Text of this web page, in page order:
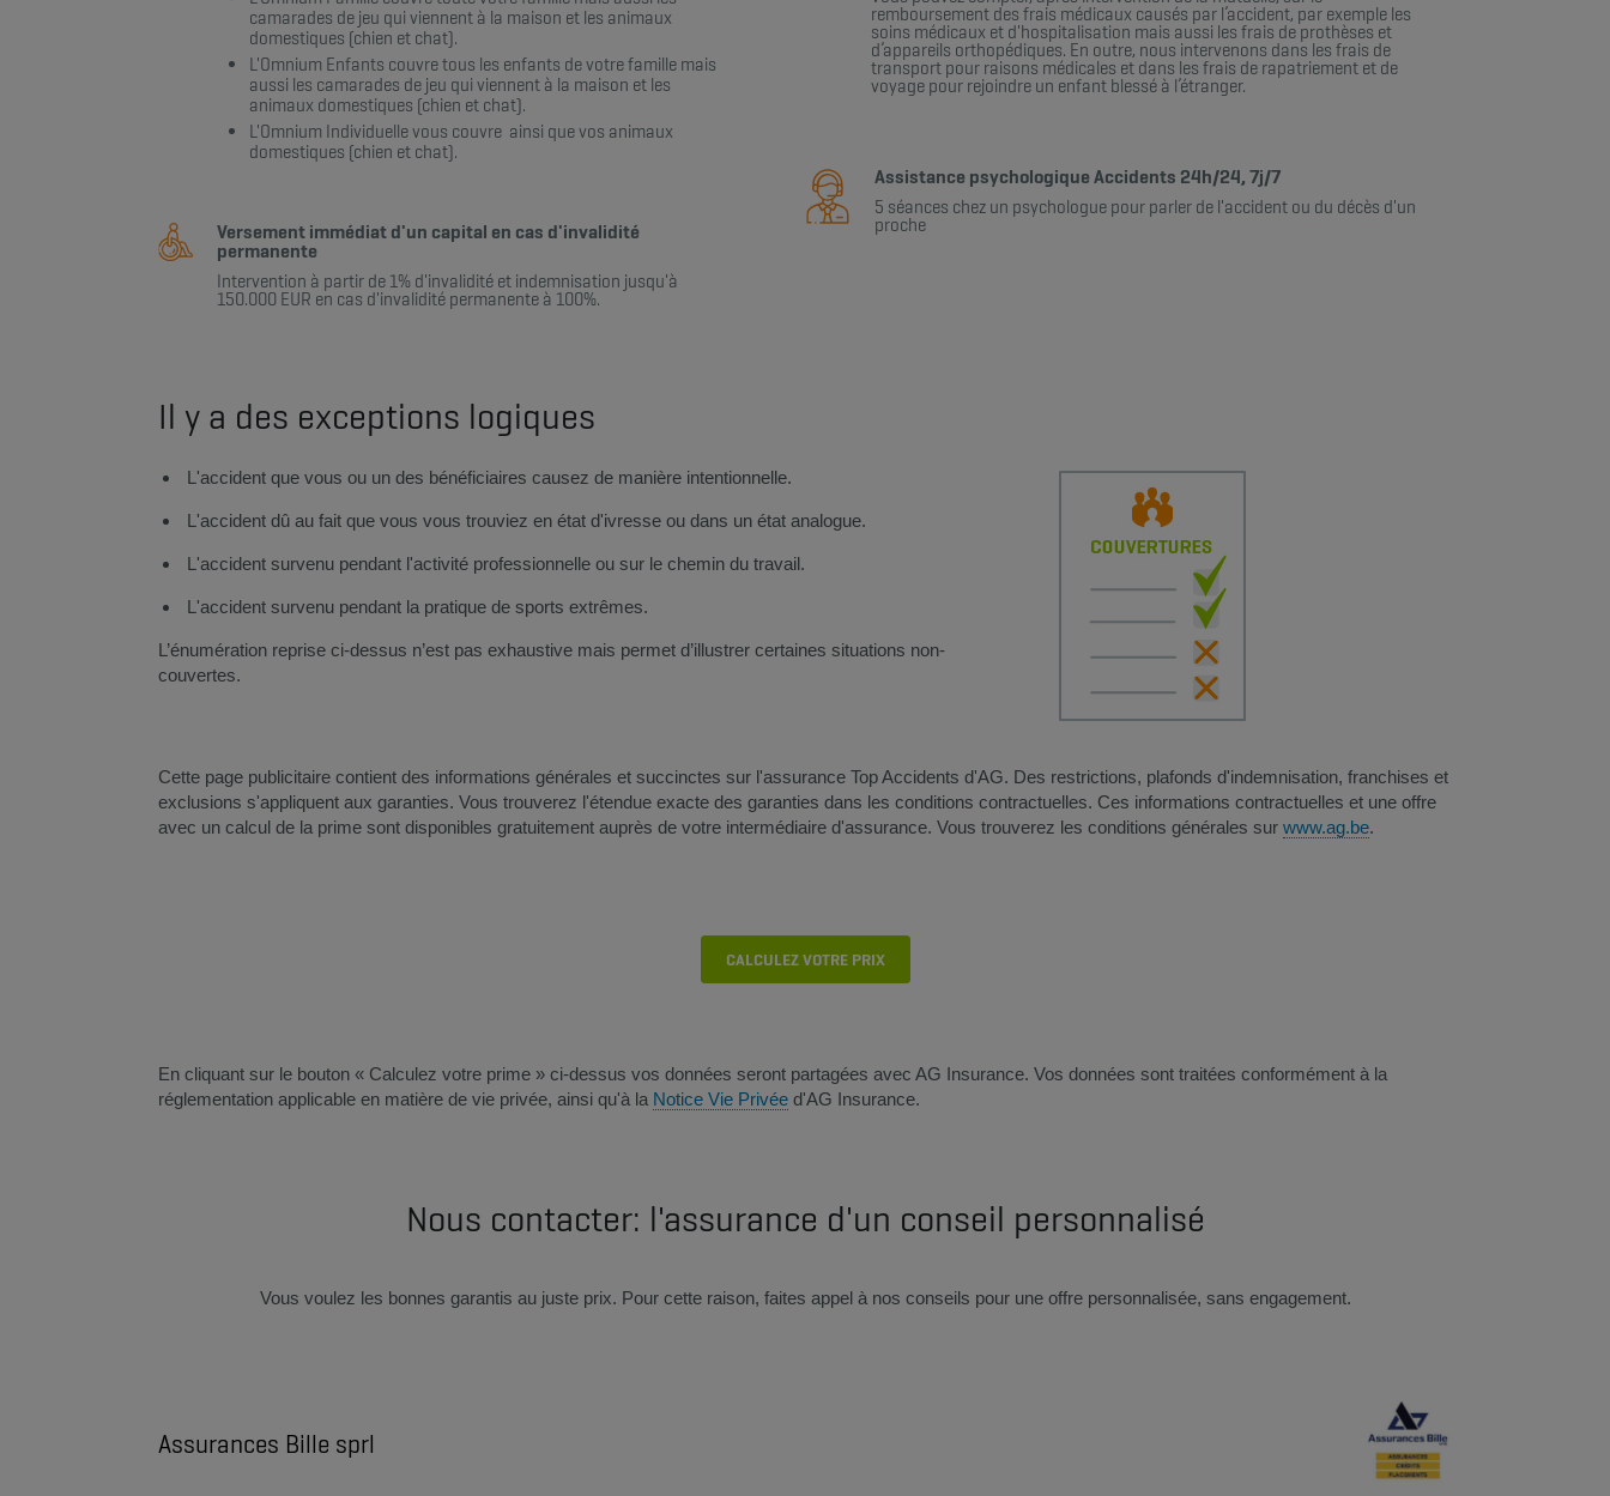
camarades de jeu qui viennent à la maison et les animaux
domestiques (chien et chat).
L'Omnium Enfants couvre tous les enfants de votre famille mais
aussi les camarades de jeu qui viennent à la maison et les
animaux domestiques (chien et chat).
L'Omnium Individuelle vous couvre ainsi que vos animaux
domestiques (chien et chat).​​​
Versement immédiat d'un capital en cas d'invalidité
permanente
​Intervention à partir de 1% d'invalidité et indemnisation jusqu'à
150.000 EUR en cas d'invalidité permanente à 100%.
remboursement des frais médicaux causés par l’accident, par exemple les
soins médicaux et d'hospitalisation mais aussi les frais de prothèses et
d’appareils orthopédiques. En outre, nous intervenons dans les frais de
transport pour raisons médicales et dans les frais de rapatriement et de
voyage pour rejoindre un enfant blessé à l’étranger.​
Assistance psychologique Accidents 24h/24, 7j/7
​5 séances chez un psychologue pour parler de l'accident ou du décès d'un
proche
Il y a des exceptions logiques
​​​​​​​​​​​​​​​​​​​​​​L'accident que vous ou un des bénéficiaires causez de manière intentionnelle.
L'accident dû au fait que vous vous trouviez en état d'ivresse ou dans un état analogue.
L'accident survenu pendant l'activité professionnelle ou sur le chemin du travail.
L'accident survenu pendant la pratique de sports extrêmes.
L’énumération reprise ci-dessus n’est pas ex​haustive mais permet d’illustrer certaines situations non-
couvertes.​
​Cette page publicitaire contient des informations générales et succinctes sur l'assurance Top Accidents d'AG. Des restrictions, plafonds d'indemnisation, franchises et
exclusions s'appliquent aux garanties. Vous trouverez l'étendue exacte des garanties dans les conditions contractuelles. Ces informations contractuelles et une offre
avec un calcul de la prime sont disponibles gratuitement auprès de votre intermédiaire d'assurance. Vous trouverez les conditions générales sur www.ag.be​​​.
CALCULEZ VOTRE PRIX
En cliquant sur le bouton « Calculez votre prime » ci-dessus vos données seront partagées avec AG Insurance. Vos données sont traitées conformément à la
réglementation applicable en matière de vie privée, ainsi qu'à la Notice Vie Privée d'AG Insurance.
Nous contacter: l'assurance d'un conseil personnalisé
Vous voulez les bonnes garantis au juste prix. Pour cette raison, faites appel à nos conseils pour une offre personnalisée, sans engagement.
Assurances Bille sprl